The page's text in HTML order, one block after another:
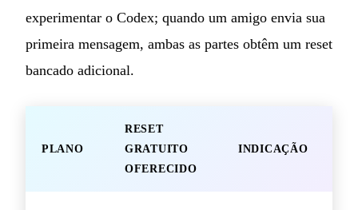
experimentar o Codex; quando um amigo envia sua
primeira mensagem, ambas as partes obtêm um reset
bancado adicional.
PLANO
RESET
GRATUITO
OFERECIDO
INDICAÇÃO